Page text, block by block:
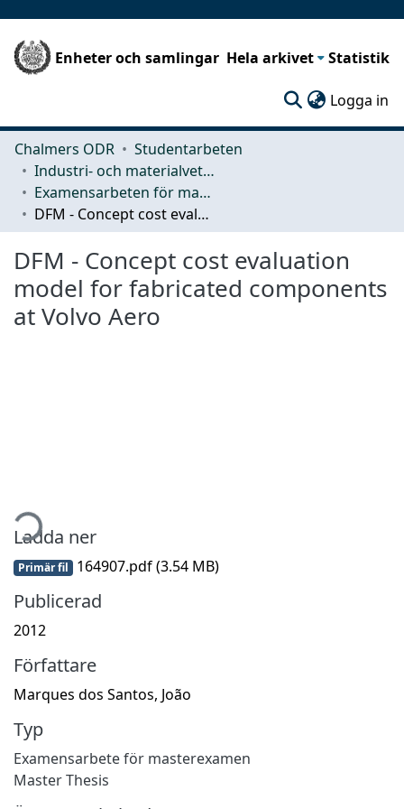
Enheter och samlingar Hela arkivet Statistik
Logga in
Chalmers ODR
Studentarbeten
Industri- och materialvetenskap (IMS)
Examensarbeten för masterexamen
DFM - Concept cost evaluation model for fabricated components at Volvo Aero
DFM - Concept cost evaluation
model for fabricated components
at Volvo Aero
Ladda ner
Primär fil 164907.pdf(3.54 MB)
Publicerad
2012
Författare
Marques dos Santos, João
Typ
Examensarbete för masterexamen
Master Thesis